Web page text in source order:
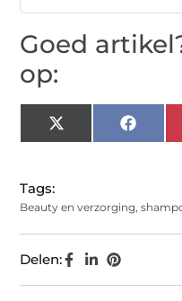
Goed
op:
X
(Twitter)
Tags:
Beauty en verzorging,
Delen: